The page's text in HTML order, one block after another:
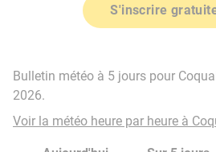
S'inscrire
Bulletin météo à 5 jours pour
2026.
Voir la météo heure par heure à